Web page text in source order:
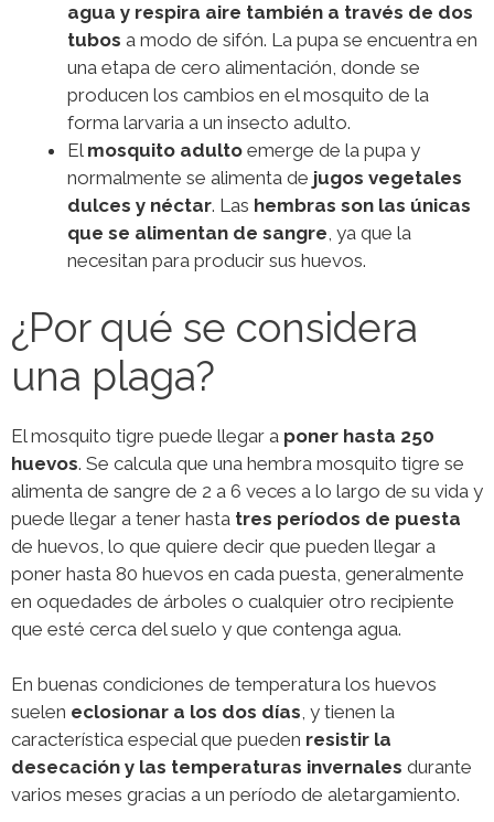
agua y respira aire también a través de dos
tubos a modo de sifón. La pupa se encuentra en
una etapa de cero alimentación, donde se
producen los cambios en el mosquito de la
forma larvaria a un insecto adulto.
El mosquito adulto emerge de la pupa y
normalmente se alimenta de jugos vegetales
dulces y néctar. Las hembras son las únicas
que se alimentan de sangre, ya que la
necesitan para producir sus huevos.
¿Por qué se considera
una plaga?
El mosquito tigre puede llegar a poner hasta 250
huevos. Se calcula que una hembra mosquito tigre se
alimenta de sangre de 2 a 6 veces a lo largo de su vida y
puede llegar a tener hasta tres períodos de puesta
de huevos, lo que quiere decir que pueden llegar a
poner hasta 80 huevos en cada puesta, generalmente
en oquedades de árboles o cualquier otro recipiente
que esté cerca del suelo y que contenga agua.
En buenas condiciones de temperatura los huevos
suelen eclosionar a los dos días, y tienen la
característica especial que pueden resistir la
desecación y las temperaturas invernales durante
varios meses gracias a un período de aletargamiento.